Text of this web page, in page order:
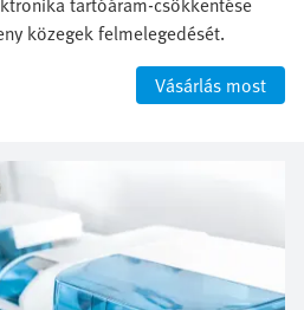
közegek felmelegedését.
Vásárlás most